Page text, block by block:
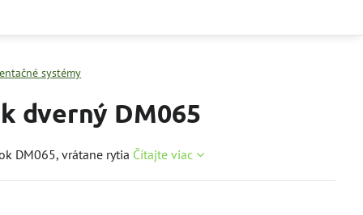
systémy
dverný DM065
DM065, vrátane rytia Čítajte viac